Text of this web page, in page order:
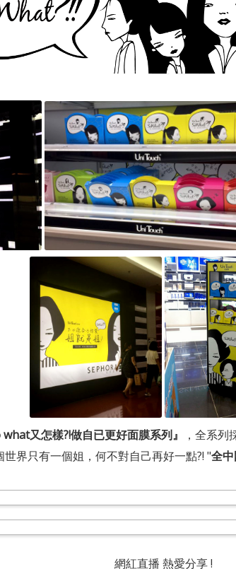
what又怎樣?!做自已更好面膜系列』
，全系
界只有一個姐，何不對自己再好一點?! "全
網紅直播 熱愛分享 !